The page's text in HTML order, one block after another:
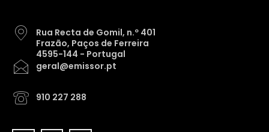
Rua Recta de Gomil, n.º 401
Frazão, Paços de Ferreira
4595-144 - Portugal
geral@emissor.pt
910 227 288